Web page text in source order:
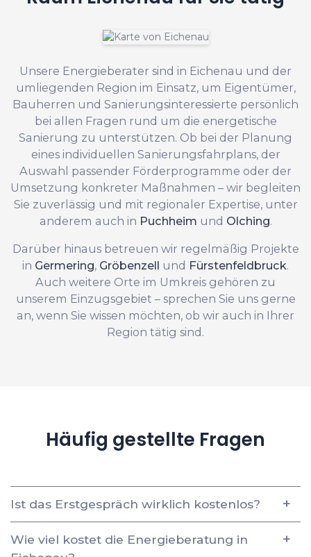
Unsere Energieberater sind in Eichenau und der
umliegenden Region im Einsatz, um Eigentümer,
Bauherren und Sanierungsinteressierte persönlich
bei allen Fragen rund um die energetische
Sanierung zu unterstützen. Ob bei der Planung
eines individuellen Sanierungsfahrplans, der
Auswahl passender Förderprogramme oder der
Umsetzung konkreter Maßnahmen – wir begleiten
Sie zuverlässig und mit regionaler Expertise, unter
anderem auch in Puchheim und Olching.
Darüber hinaus betreuen wir regelmäßig Projekte
in Germering, Gröbenzell und Fürstenfeldbruck.
Auch weitere Orte im Umkreis gehören zu
unserem Einzugsgebiet – sprechen Sie uns gerne
an, wenn Sie wissen möchten, ob wir auch in Ihrer
Region tätig sind.
Häufig gestellte Fragen
Ist das Erstgespräch wirklich kostenlos?
Wie viel kostet die Energieberatung in